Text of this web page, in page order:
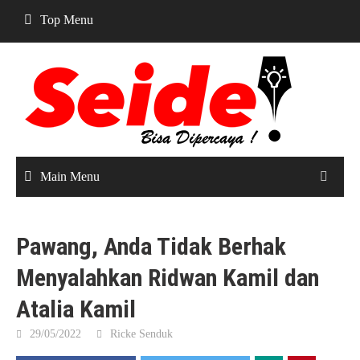
content
Top Menu
Main Menu
Pawang, Anda Tidak Berhak
Menyalahkan Ridwan Kamil dan
Atalia Kamil
29/05/2022 Ricke Senduk